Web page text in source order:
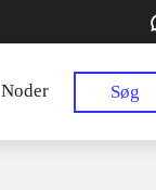
Noder Søg